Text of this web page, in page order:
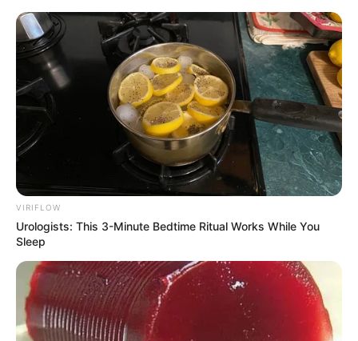
HOME
INSPIRASI
STYLE
FILM &
SERIES
NGAKAK
QUOTES
HYPE
MORE
VIRIFLOW
Urologists: This 3-Minute Bedtime Ritual Works While You
Sleep